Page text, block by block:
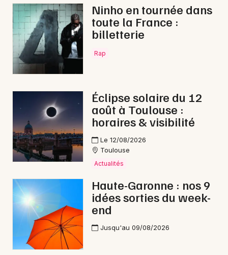
Actus à Saint-Gaudens
Magazine à Saint-Gaudens
31 - Haute-Garonne
Choisir mes départements
Mon email
Je m'abonne
Ninho en tournée dans
toute la France :
billetterie
Rap
Éclipse solaire du 12
août à Toulouse :
horaires & visibilité
Le 12/08/2026
Toulouse
Actualités
Haute-Garonne : nos 9
idées sorties du week-
end
Jusqu'au 09/08/2026